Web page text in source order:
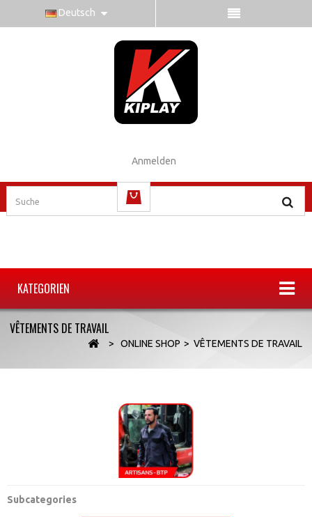
Deutsch
Anmelden
KATEGORIEN
VÊTEMENTS DE TRAVAIL
> ONLINE SHOP > VÊTEMENTS DE TRAVAIL
Subcategories